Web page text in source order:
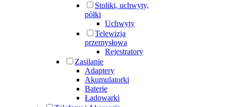
Stoliki, uchwyty,
półki
Uchwyty
Telewizja
przemysłowa
Rejestratory
Zasilanie
Adaptery
Akumulatorki
Baterie
Ładowarki